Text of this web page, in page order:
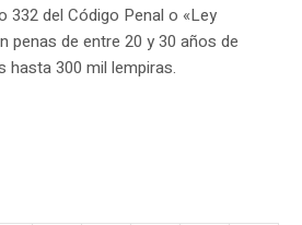
332 del Código Penal o «Ley
penas de entre 20 y 30 años de
hasta 300 mil lempiras.